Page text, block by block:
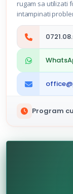
rugam sa utilizati
intampinati
Program